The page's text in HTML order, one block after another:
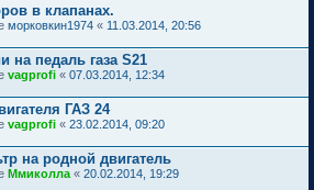
в клапанах.
морковкин1974 « 11.03.2014, 20:56
на педаль газа S21
vagprofi « 07.03.2014, 12:34
ГАЗ 24
vagprofi « 23.02.2014, 09:20
на родной двигатель
Ммиколла « 20.02.2014, 19:29